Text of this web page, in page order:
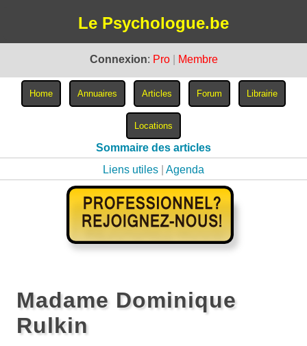
Le Psychologue.be
Connexion: Pro Membre
Sommaire des articles
Liens utiles
Agenda
Madame Dominique
Rulkin